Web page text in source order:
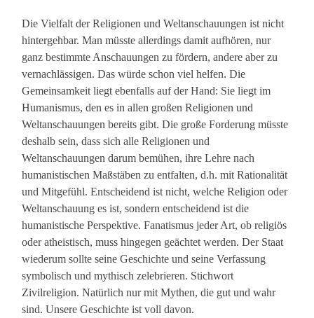
Die Vielfalt der Religionen und Weltanschauungen ist nicht
hintergehbar. Man müsste allerdings damit aufhören, nur
ganz bestimmte Anschauungen zu fördern, andere aber zu
vernachlässigen. Das würde schon viel helfen. Die
Gemeinsamkeit liegt ebenfalls auf der Hand: Sie liegt im
Humanismus, den es in allen großen Religionen und
Weltanschauungen bereits gibt. Die große Forderung müsste
deshalb sein, dass sich alle Religionen und
Weltanschauungen darum bemühen, ihre Lehre nach
humanistischen Maßstäben zu entfalten, d.h. mit Rationalität
und Mitgefühl. Entscheidend ist nicht, welche Religion oder
Weltanschauung es ist, sondern entscheidend ist die
humanistische Perspektive. Fanatismus jeder Art, ob religiös
oder atheistisch, muss hingegen geächtet werden. Der Staat
wiederum sollte seine Geschichte und seine Verfassung
symbolisch und mythisch zelebrieren. Stichwort
Zivilreligion. Natürlich nur mit Mythen, die gut und wahr
sind. Unsere Geschichte ist voll davon.